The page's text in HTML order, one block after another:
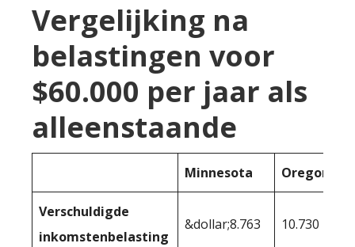
Vergelijking na
belastingen voor
$60.000 per jaar als
alleenstaande
Minnesota Oregon
Verschuldigde
inkomstenbelasting
&dollar;8.763 10.730